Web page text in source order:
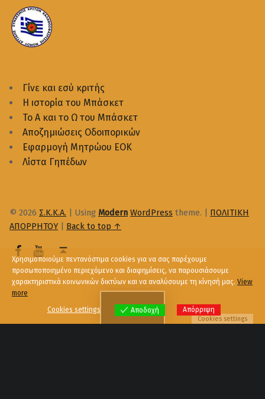
Menu
Γίνε και εσύ κριτής
Η ιστορία του Μπάσκετ
Το Α και το Ω του Μπάσκετ
Αποζημιώσεις Οδοιπορικών
Εφαρμογή Μητρώου ΕΟΚ
Λίστα Γηπέδων
© 2026 Σ.Κ.Κ.Α. | Using Modern WordPress theme. | ΠΟΛΙΤΙΚΗ
ΑΠΟΡΡΗΤΟΥ | Back to top ↑
Χρησιμοποιούμε πεντανόστιμα cookies για να σας παρέχουμε
προσωποποιημένο περιεχόμενο και διαφημίσεις, να παρουσιάσουμε
χαρακτηριστικά κοινωνικών δικτύων και να αναλύσουμε τη κίνησή μας. View
more
Cookies settings
Αποδοχή Απόρριψη
Cookies settings